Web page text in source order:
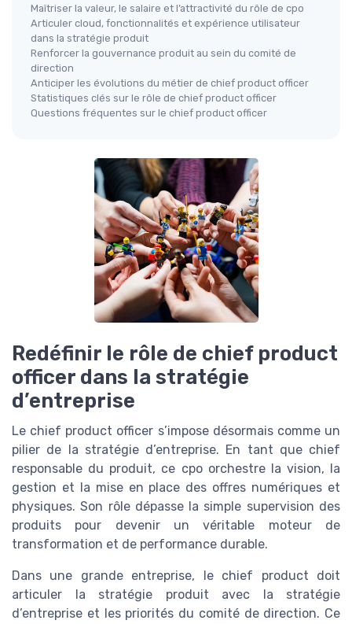
Maîtriser la valeur, le salaire et l’attractivité du rôle de cpo
Articuler cloud, fonctionnalités et expérience utilisateur
dans la stratégie produit
Renforcer la gouvernance produit au sein du comité de
direction
Anticiper les évolutions du métier de chief product officer
Statistiques clés sur le rôle de chief product officer
Questions fréquentes sur le chief product officer
Redéfinir le rôle de chief product
officer dans la stratégie
d’entreprise
Le chief product officer s’impose désormais comme un
pilier de la stratégie d’entreprise. En tant que chief
responsable du produit, ce cpo orchestre la vision, la
gestion et la mise en place des offres numériques et
physiques. Son rôle dépasse la simple supervision des
produits pour devenir un véritable moteur de
transformation et de performance durable.
Dans une grande entreprise, le chief product doit
articuler la stratégie produit avec la stratégie
d’entreprise et les priorités du comité de direction. Ce